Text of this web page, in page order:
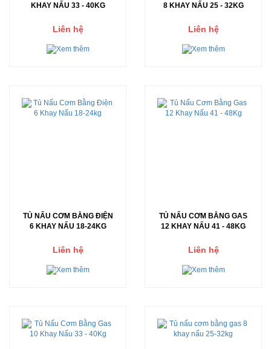
KHAY NẤU 33 - 40KG
Liên hệ
8 KHAY NẤU 25 - 32KG
Liên hệ
TỦ NẤU CƠM BẰNG ĐIỆN
6 KHAY NẤU 18-24KG
Liên hệ
TỦ NẤU CƠM BẰNG GAS
12 KHAY NẤU 41 - 48KG
Liên hệ